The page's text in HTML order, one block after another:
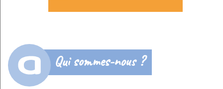
Qui sommes-nous ?